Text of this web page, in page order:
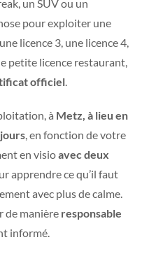
un SUV ou un
pour exploiter une
licence 3, une licence 4,
petite licence restaurant,
officiel.
à Metz, à lieu en
, en fonction de votre
en visioavec deux
apprendre ce qu’il faut
avec plus de calme.
de manière responsable
informé.